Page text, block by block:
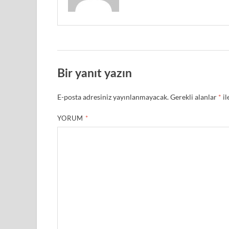
Bir yanıt yazın
E-posta adresiniz yayınlanmayacak.Gerekli alanlar *
YORUM *